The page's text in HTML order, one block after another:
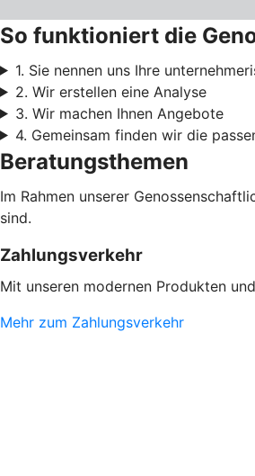
So funktioniert die
1. Sie nennen uns Ihre
2. Wir erstellen eine Analyse
3. Wir machen Ihnen Angebote
4. Gemeinsam finden wir die
Beratungsthemen
Im Rahmen unserer
sind.
Zahlungsverkehr
Mit unseren modernen Produkten
Mehr zum Zahlungsverkehr